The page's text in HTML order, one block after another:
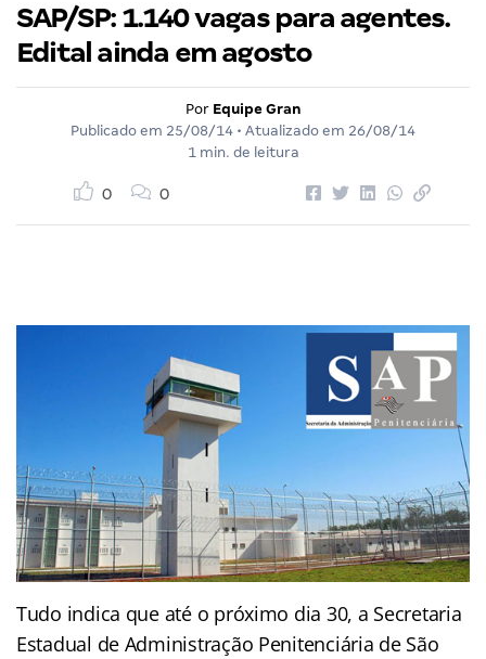
SAP/SP: 1.140 vagas para agentes.
Edital ainda em agosto
Por Equipe Gran
Publicado em 25/08/14 • Atualizado em 26/08/14
1 min. de leitura
0 0
Tudo indica que até o próximo dia 30, a Secretaria
Estadual de Administração Penitenciária de São